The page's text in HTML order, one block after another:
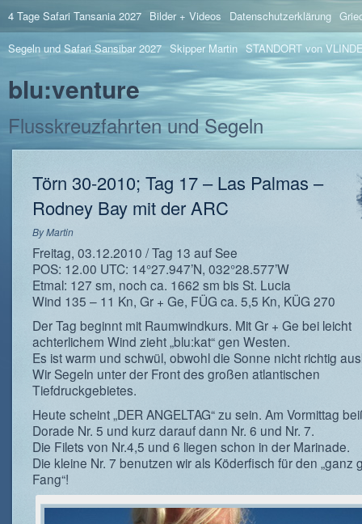
4 Tage Safari Tansania 2027 Bilder + Videos Datenschutzerklärung
Segeln und Safari Sansibar 2027 Skipper Martin STANDORT von
blu:venture
Flusskreuzfahrten und Segeln
Törn 30-2010; Tag 17 – Las Palmas –
Rodney Bay mit der ARC
ByMartin
Freitag, 03.12.2010 / Tag 13 auf See
POS: 12.00 UTC: 14°27.947’N, 032°28.577’W
Etmal: 127 sm, noch ca. 1662 sm bis St. Lucia
Wind 135 – 11 Kn, Gr + Ge, FÜG ca. 5,5 Kn, KÜG 270
Der Tag beginnt mit Raumwindkurs. Mit Gr + Ge bei leicht
achterlichem Wind zieht „blu:kat“ gen Westen.
Es ist warm und schwül, obwohl die Sonne nicht richtig
Wir Segeln unter der Front des großen atlantischen
Tiefdruckgebietes.
Heute scheint „DER ANGELTAG“ zu sein. Am Vormittag
Dorade Nr. 5 und kurz darauf dann Nr. 6 und Nr. 7.
Die Filets von Nr.4,5 und 6 liegen schon in der Marinade.
Die kleine Nr. 7 benutzen wir als Köderfisch für den „ganz
Fang“!